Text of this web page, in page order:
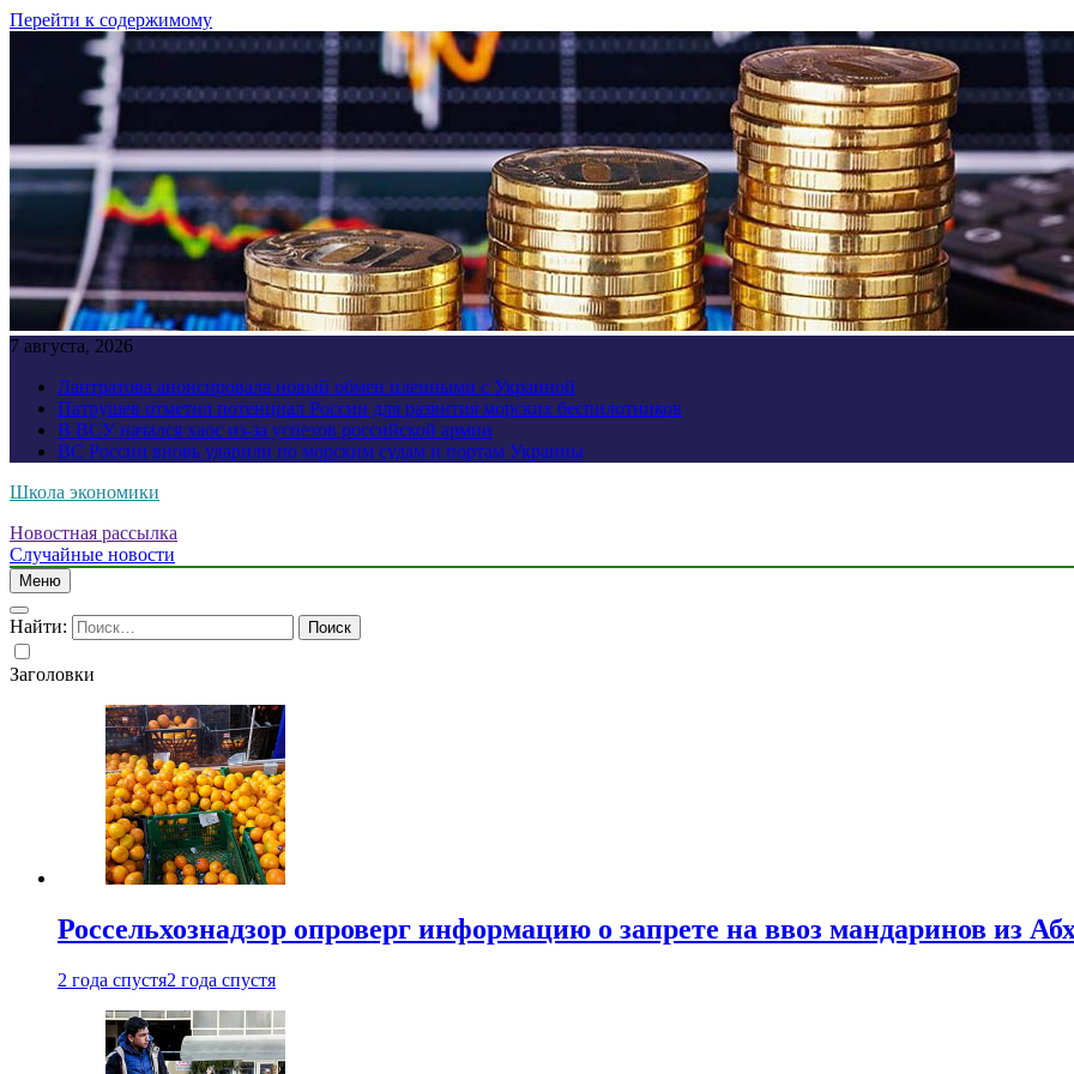
Перейти к содержимому
7 августа, 2026
Лантратова анонсировала новый обмен пленными с Украиной
Патрушев отметил потенциал России для развития морских беспилотников
В ВСУ начался хаос из-за успехов российской армии
ВС России вновь ударили по морским судам и портам Украины
Школа экономики
Новостная рассылка
Случайные новости
Меню
Найти:
Заголовки
Россельхознадзор опроверг информацию о запрете на ввоз мандаринов из
2 года спустя2 года спустя